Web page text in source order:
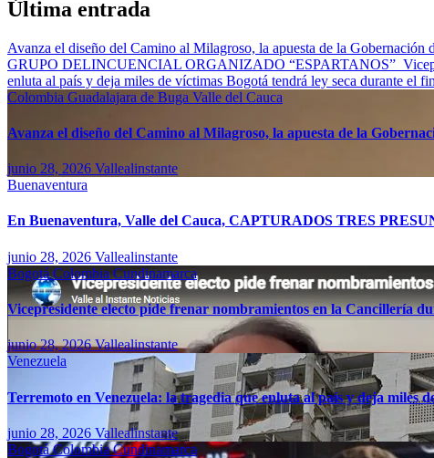
Última entrada
Avanza el diseño del Camino al Milagroso, la apuesta de la Gobernación
GRUPO DELINCUENCIAL ORGANIZADO “ESPARTANOS”
enluta al país y deja miles de víctimas Bogotá tendrá ley seca durante el
Colombia Guadalajara de Buga Valle del Cauca
Avanza el diseño del Camino al Milagroso, la apuesta de la
junio 28, 2026 Vallealinstante
Buenaventura
En Buenaventura, Valle del Cauca, CAPTURADOS TRES
junio 28, 2026 Vallealinstante
BogotáColombia Cundinamarca
Vicepresidente electo pide frenar nombramientos en la Cancillería
junio 28, 2026Vallealinstante
Venezuela
Terremoto en Venezuela: la tragedia que enluta al país y deja miles
junio 28, 2026 Vallealinstante
BogotáColombiaCundinamarca